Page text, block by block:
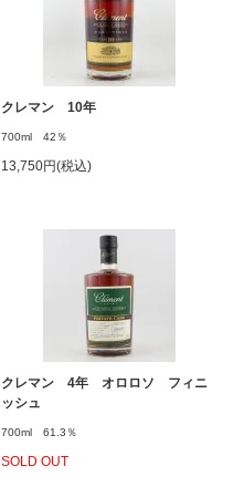
クレマン 10年
700ml 42％
13,750円(税込)
クレマン 4年 オロロソ フィニ
ッシュ
700ml 61.3％
SOLD OUT